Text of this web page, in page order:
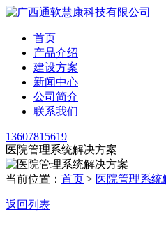
首页
产品介绍
建设方案
新闻中心
公司简介
联系我们
13607815619
医院管理系统解决方案
当前位置： 首页 > 医院管理系统
返回列表